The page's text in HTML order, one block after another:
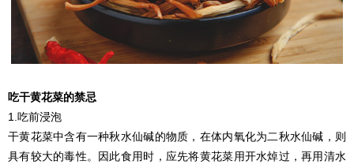
吃干黄花菜的禁忌
1.吃前浸泡
干黄花菜中含有一种秋水仙碱的物质，在体内氧化为二秋水仙碱，则
具有较大的毒性。因此食用时，应先将黄花菜用开水焯过，再用清水